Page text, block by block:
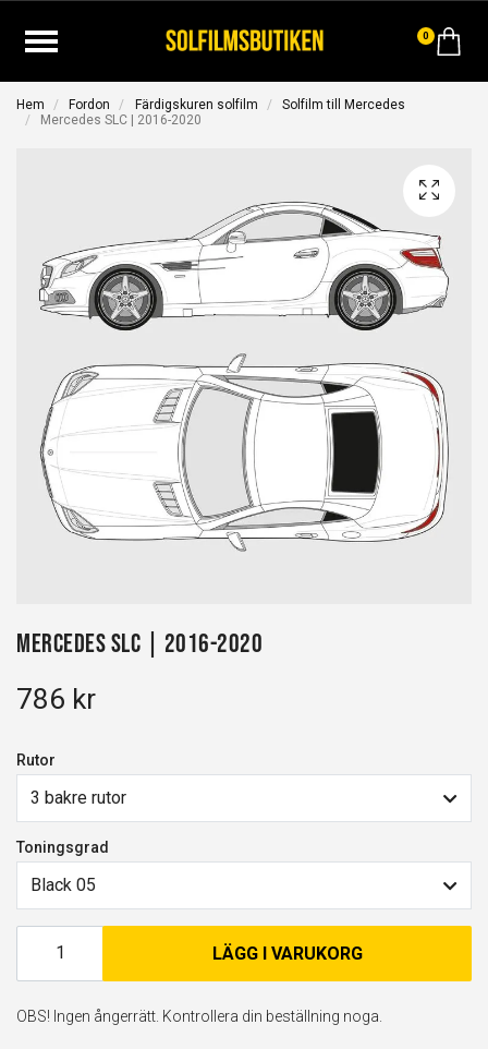
0
Hem Fordon Färdigskuren solfilm
Solfilm till Mercedes
Mercedes SLC | 2016-2020
Mercedes SLC | 2016-2020
786 kr
Rutor
3 bakre rutor
Toningsgrad
Black 05
LÄGG I VARUKORG
OBS! Ingen ångerrätt. Kontrollera din beställning noga.